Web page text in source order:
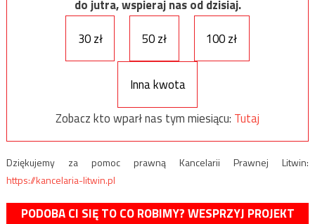
do jutra, wspieraj nas od dzisiaj.
30 zł
50 zł 100 zł
Inna kwota
Zobacz kto wparł nas tym miesiącu: Tutaj
Dziękujemy za pomoc prawną Kancelarii Prawnej Litwin:
https://kancelaria-litwin.pl
PODOBA CI SIĘ TO CO ROBIMY? WESPRZYJ PROJEKT